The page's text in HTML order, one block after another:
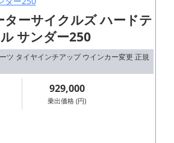
ターサイクルズ ハードテ
サンダー250
ツ タイヤインチアップ ウインカー変更 正規
929,000
乗出価格 (円)